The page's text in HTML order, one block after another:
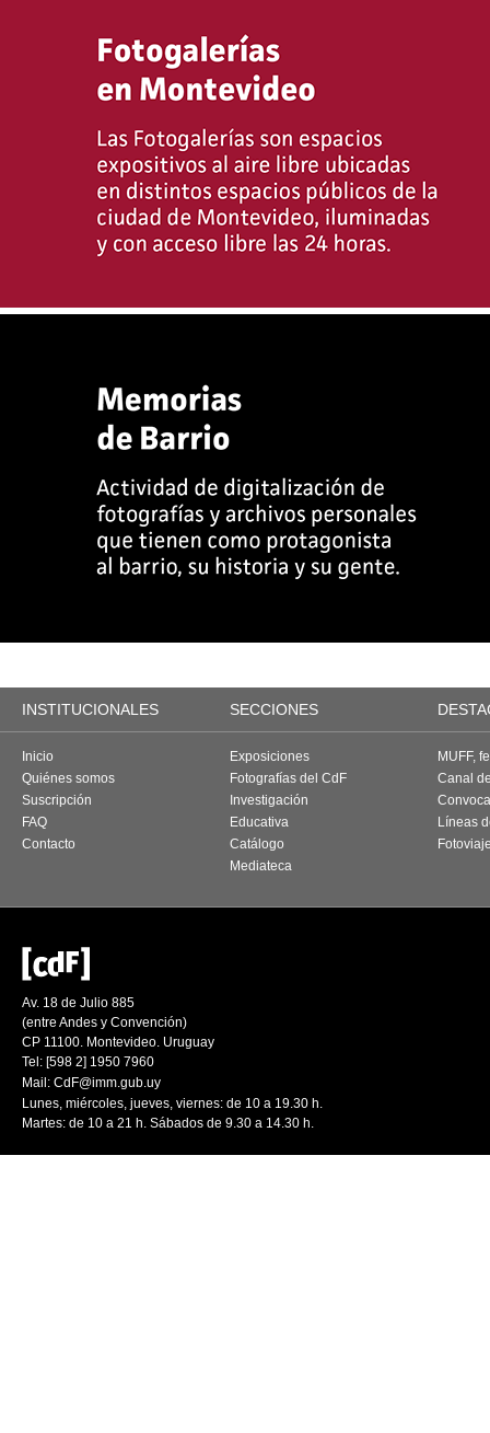
INSTITUCIONALES SECCIONES
Inicio
Quiénes somos
Suscripción
FAQ
Contacto
Exposiciones
Fotografías del CdF
Investigación
Educativa
Catálogo
Mediateca
MUFF,
Canal
Líneas
Av. 18 de Julio 885
(entre Andes y Convención)
CP 11100. Montevideo. Uruguay
Tel: [598 2] 1950 7960
Mail: CdF@imm.gub.uy
Lunes, miércoles, jueves, viernes: de 10 a 19.30 h.
Martes: de 10 a 21 h. Sábados de 9.30 a 14.30 h.